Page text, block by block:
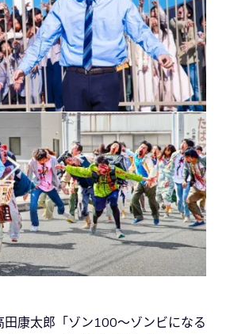
田康太郎「ゾン100～ゾンビになる